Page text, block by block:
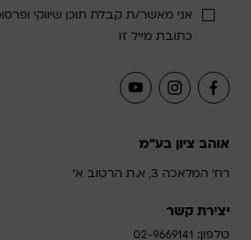
אוהב ציון בע"מ
רח' המלאכה 3, א.ת הרטוב א'
יצירת קשר
טלפון: 02-9669141
אני מאשר/ת קבלת תוכן שיווקי
כתובת מייל זו